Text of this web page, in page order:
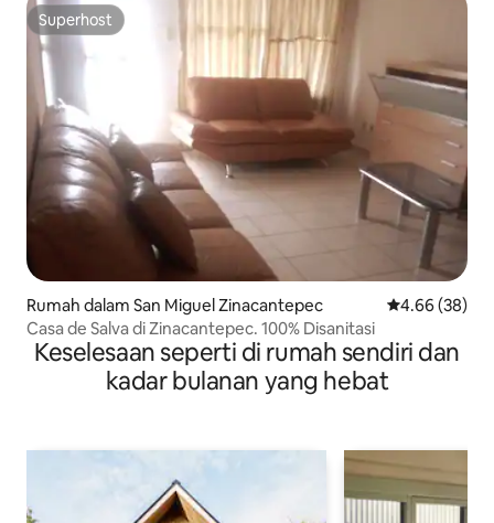
Superhost
Superhost
Rumah dalam San Miguel Zinacantepec Penarafan
4.66 (38)
Casa de Salva di Zinacantepec. 100% Disanitasi
Keselesaan seperti di rumah sendiri dan
kadar bulanan yang hebat